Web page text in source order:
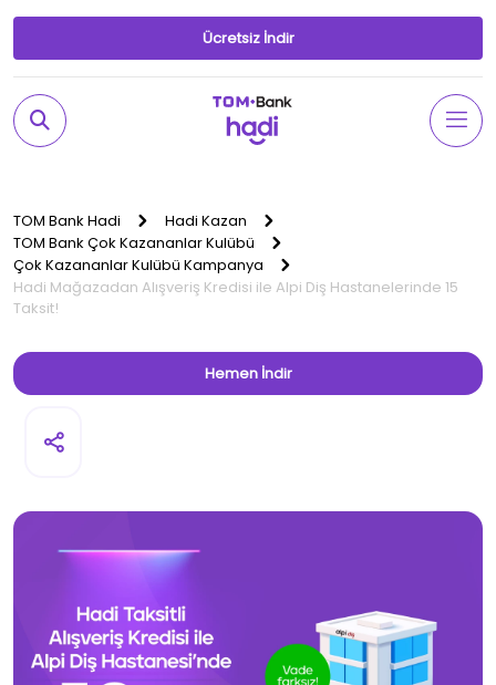
Ücretsiz İndir
TOM Bank Hadi
Hadi Kazan
TOM Bank Çok Kazananlar Kulübü
Çok Kazananlar Kulübü Kampanya
Hadi Mağazadan Alışveriş Kredisi ile Alpi Diş Hastanelerinde 15
Taksit!
Hemen İndir